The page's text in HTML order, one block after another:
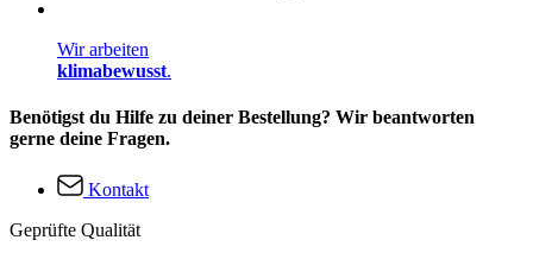
Wir arbeiten
klimabewusst.
Benötigst du Hilfe zu deiner Bestellung? Wir beantworten
gerne deine Fragen.
Kontakt
Geprüfte Qualität